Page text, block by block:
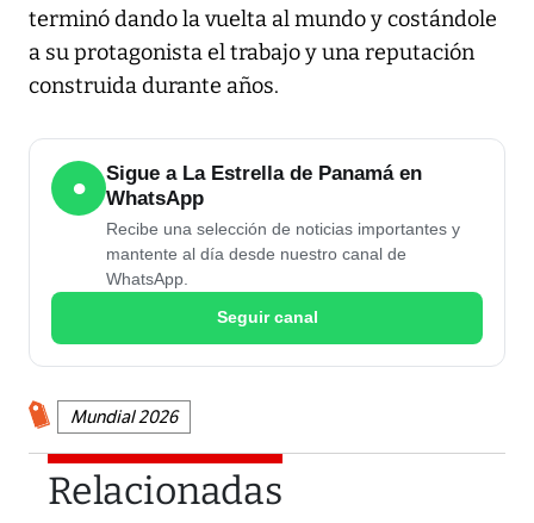
terminó dando la vuelta al mundo y costándole
a su protagonista el trabajo y una reputación
construida durante años.
●
Sigue a La Estrella de Panamá en
WhatsApp
Recibe una selección de noticias importantes y
mantente al día desde nuestro canal de
WhatsApp.
Seguir canal
Mundial 2026
Relacionadas